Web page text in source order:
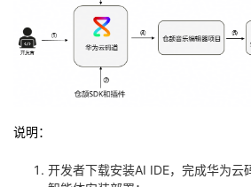
说明：
开发者下载安装AI IDE，完成华为